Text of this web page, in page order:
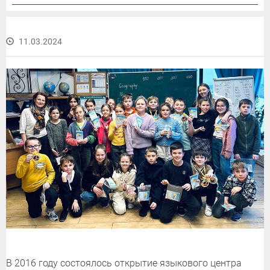
11.03.2024
В 2016 году состоялось открытие языкового центра